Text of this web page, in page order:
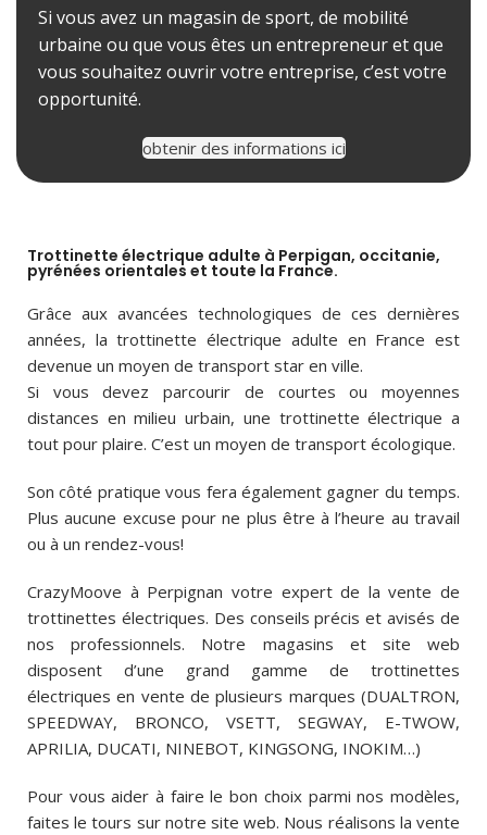
Si vous avez un magasin de sport, de mobilité
urbaine ou que vous êtes un entrepreneur et que
vous souhaitez ouvrir votre entreprise, c’est votre
opportunité.
obtenir des informations ici
Trottinette électrique adulte à Perpigan, occitanie,
pyrénées orientales et toute la France.
Grâce aux avancées technologiques de ces dernières
années, la trottinette électrique adulte en France est
devenue un moyen de transport star en ville.
Si vous devez parcourir de courtes ou moyennes
distances en milieu urbain, une trottinette électrique a
tout pour plaire. C’est un moyen de transport écologique.
Son côté pratique vous fera également gagner du temps.
Plus aucune excuse pour ne plus être à l’heure au travail
ou à un rendez-vous!
CrazyMoove à Perpignan votre expert de la vente de
trottinettes électriques. Des conseils précis et avisés de
nos professionnels. Notre magasins et site web
disposent d’une grand gamme de trottinettes
électriques en vente de plusieurs marques (DUALTRON,
SPEEDWAY, BRONCO, VSETT, SEGWAY, E-TWOW,
APRILIA, DUCATI, NINEBOT, KINGSONG, INOKIM…)
Pour vous aider à faire le bon choix parmi nos modèles,
faites le tours sur notre site web. Nous réalisons la vente